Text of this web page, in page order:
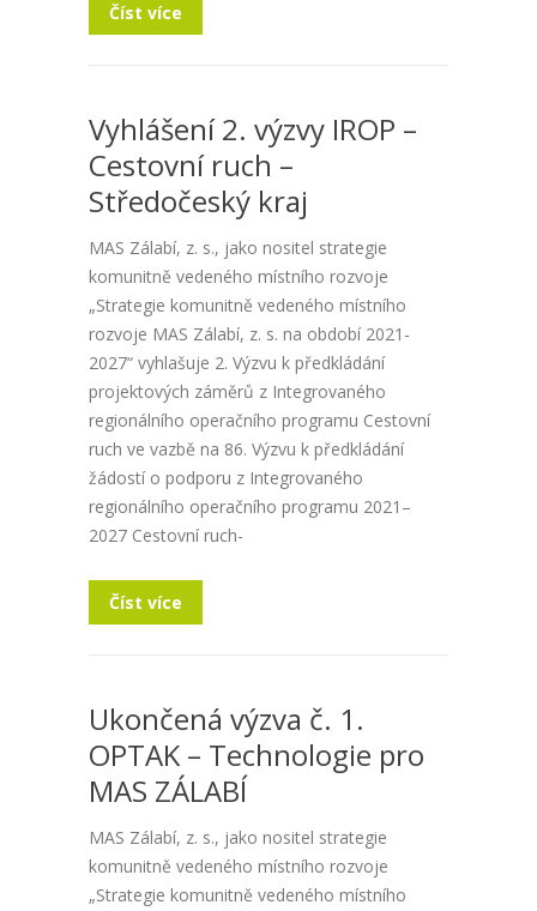
Číst více
Vyhlášení 2. výzvy IROP –
Cestovní ruch –
Středočeský kraj
MAS Zálabí, z. s., jako nositel strategie
komunitně vedeného místního rozvoje
„Strategie komunitně vedeného místního
rozvoje MAS Zálabí, z. s. na období 2021-
2027“ vyhlašuje 2. Výzvu k předkládání
projektových záměrů z Integrovaného
regionálního operačního programu Cestovní
ruch ve vazbě na 86. Výzvu k předkládání
žádostí o podporu z Integrovaného
regionálního operačního programu 2021–
2027 Cestovní ruch-
Číst více
Ukončená výzva č. 1.
OPTAK – Technologie pro
MAS ZÁLABÍ
MAS Zálabí, z. s., jako nositel strategie
komunitně vedeného místního rozvoje
„Strategie komunitně vedeného místního